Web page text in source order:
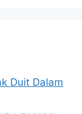
Duit Dalam